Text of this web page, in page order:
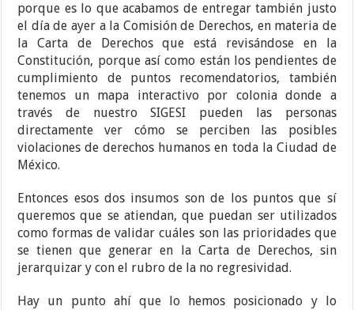
porque es lo que acabamos de entregar también justo
el día de ayer a la Comisión de Derechos, en materia de
la Carta de Derechos que está revisándose en la
Constitución, porque así como están los pendientes de
cumplimiento de puntos recomendatorios, también
tenemos un mapa interactivo por colonia donde a
través de nuestro SIGESI pueden las personas
directamente ver cómo se perciben las posibles
violaciones de derechos humanos en toda la Ciudad de
México.
Entonces esos dos insumos son de los puntos que sí
queremos que se atiendan, que puedan ser utilizados
como formas de validar cuáles son las prioridades que
se tienen que generar en la Carta de Derechos, sin
jerarquizar y con el rubro de la no regresividad.
Hay un punto ahí que lo hemos posicionado y lo